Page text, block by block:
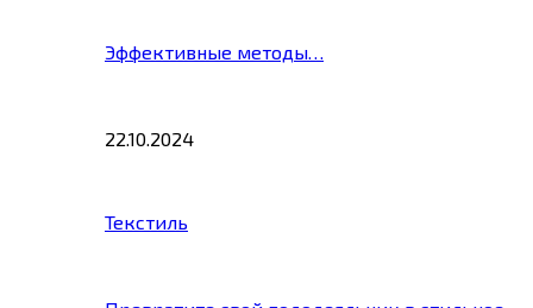
Эффективные методы…
22.10.2024
Текстиль